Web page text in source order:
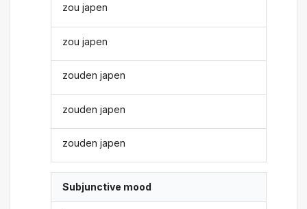
zou japen
zou japen
zouden japen
zouden japen
zouden japen
Subjunctive mood